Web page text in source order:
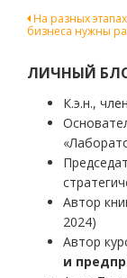
записям
На разных
бизнеса нужны
ЛИЧНЫЙ
К.э.н.,
Автор
2024)
Автор
и